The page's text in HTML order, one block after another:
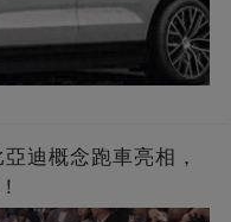
迪概念跑車亮相，